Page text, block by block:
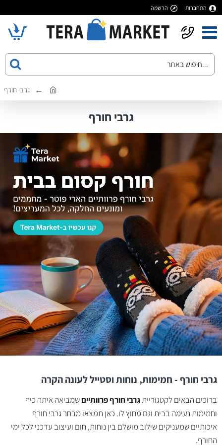
התחברות הרשמה
גרבי חורף
גרבי חורף
גרבי חורף - חמימות, נוחות וסטייל לעונה הקרה
ברוכים הבאים לקטגורייתגרבי חורף פרוותייםשמביאה איתה כיף
וחמימות נעימה בבית וגם מחוץ לו. כאן תמצאו מבחר גרבי חורף
איכותיים שמעניקים שילוב מושלם בין נוחות, חום ועיצוב עדכני לכל ימי
החורף.